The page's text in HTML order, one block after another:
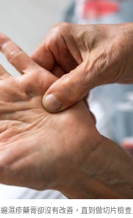
濕疹藥膏卻沒有改善，直到做切片檢